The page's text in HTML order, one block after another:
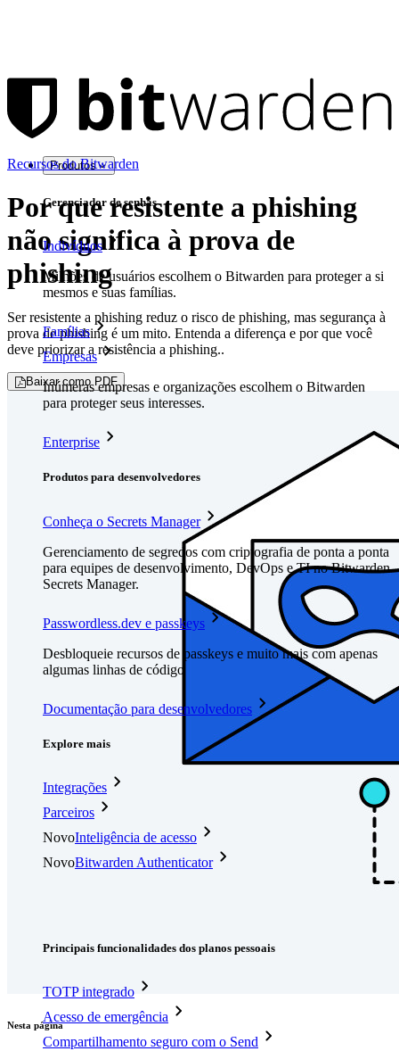
Produtos
Gerenciador de senhas
Indivíduos
Milhões de usuários escolhem o Bitwarden para proteger a si
mesmos e suas famílias.
Famílias
Empresas
Inúmeras empresas e organizações escolhem o Bitwarden
para proteger seus interesses.
Enterprise
Produtos para desenvolvedores
Conheça o Secrets Manager
Gerenciamento de segredos com criptografia de ponta a ponta
para equipes de desenvolvimento, DevOps e TI no Bitwarden
Secrets Manager.
Passwordless.dev e passkeys
Desbloqueie recursos de passkeys e muito mais com apenas
algumas linhas de código
Documentação para desenvolvedores
Explore mais
Integrações
Parceiros
NovoInteligência de acesso
NovoBitwarden Authenticator
Principais funcionalidades dos planos pessoais
TOTP integrado
Acesso de emergência
Compartilhamento seguro com o Send
Recursos do Bitwarden
Por que resistente a phishing
não significa à prova de
phishing
Ser resistente a phishing reduz o risco de phishing, mas segurança à
prova de phishing é um mito. Entenda a diferença e por que você
deve priorizar a resistência a phishing..
Baixar como PDF
Nesta página